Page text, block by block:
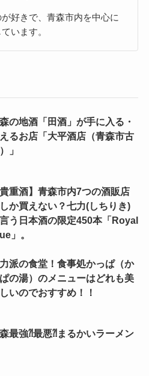
好きで、青森市内を中心に
います。
の地酒「田酒」が手に入る・
るお店「大平酒店（青森市古
」
貴重酒】青森市内7つの酒販店
か買えない？七力(しちりき)
う日本酒の限定450本「Royal
」。
派の食堂！食事処かっぱ（か
の湯）のメニューはどれも美
いのでおすすめ！！
最強⁈最悪⁈まるかいラーメン